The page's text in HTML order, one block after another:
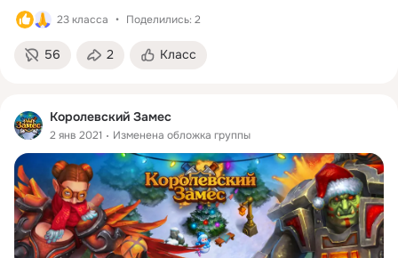
23 класса Поделились: 2
56 2 Класс
Королевский Замес
2 янв 2021 Изменена обложка группы